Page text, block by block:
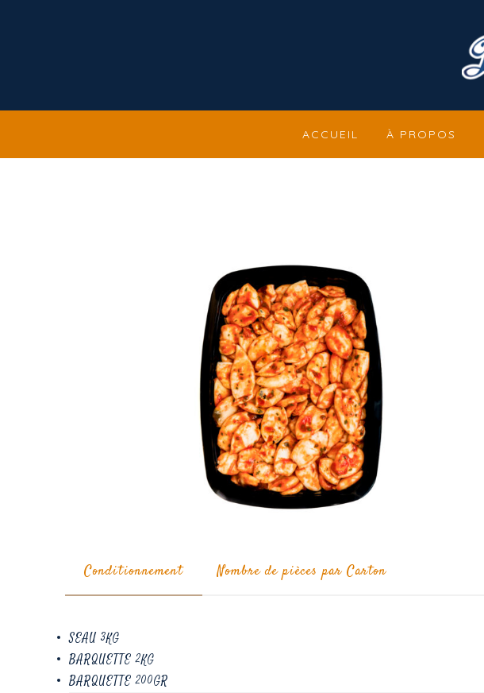
ACCUEIL À PROPOS
Conditionnement Nombre de pièces par Carton
SEAU 3KG
BARQUETTE 2KG
BARQUETTE 200GR